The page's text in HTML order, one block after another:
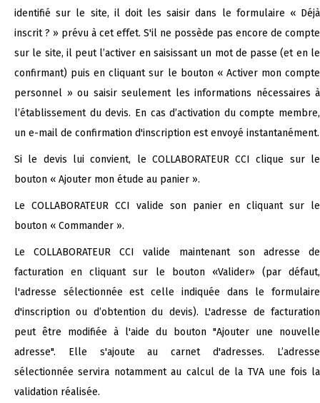
identifié sur le site, il doit les saisir dans le formulaire « Déjà
inscrit ? » prévu à cet effet. S'il ne possède pas encore de compte
sur le site, il peut l’activer en saisissant un mot de passe (et en le
confirmant) puis en cliquant sur le bouton « Activer mon compte
personnel » ou saisir seulement les informations nécessaires à
l’établissement du devis. En cas d’activation du compte membre,
un e-mail de confirmation d'inscription est envoyé instantanément.
Si le devis lui convient, le COLLABORATEUR CCI clique sur le
bouton « Ajouter mon étude au panier ».
Le COLLABORATEUR CCI valide son panier en cliquant sur le
bouton « Commander ».
Le COLLABORATEUR CCI valide maintenant son adresse de
facturation en cliquant sur le bouton «Valider» (par défaut,
l'adresse sélectionnée est celle indiquée dans le formulaire
d'inscription ou d’obtention du devis). L'adresse de facturation
peut être modifiée à l'aide du bouton "Ajouter une nouvelle
adresse". Elle s'ajoute au carnet d'adresses. L’adresse
sélectionnée servira notamment au calcul de la TVA une fois la
validation réalisée.